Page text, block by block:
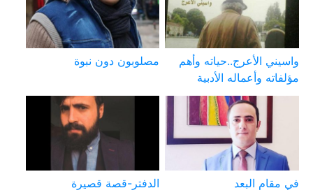
واسيني الأعرج..حياته وأهم
مؤلفاته وأعماله الأدبية
مصلوبون دون نبوة
في مقام البعد الدفتر-قصة قصيرة